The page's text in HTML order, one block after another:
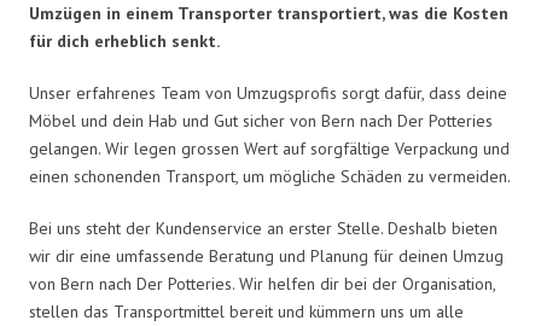
Umzügen in einem Transporter transportiert, was die Kosten
für dich erheblich senkt.
Unser erfahrenes Team von Umzugsprofis sorgt dafür, dass deine
Möbel und dein Hab und Gut sicher von Bern nach Der Potteries
gelangen. Wir legen grossen Wert auf sorgfältige Verpackung und
einen schonenden Transport, um mögliche Schäden zu vermeiden.
Bei uns steht der Kundenservice an erster Stelle. Deshalb bieten
wir dir eine umfassende Beratung und Planung für deinen Umzug
von Bern nach Der Potteries. Wir helfen dir bei der Organisation,
stellen das Transportmittel bereit und kümmern uns um alle